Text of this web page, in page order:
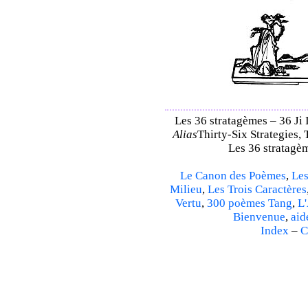
Les 36 stratagèmes – 36
AliasThirty-Six Strategies,
Les 36
Le Canon des Poèmes,
Milieu, Les Trois Caractères
Vertu, 300 poèmes Tang,
Bienvenue,
Index–